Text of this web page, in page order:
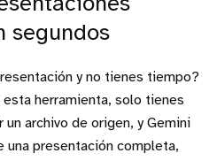
segundos
y no tienes tiempo?
esta herramienta, solo tienes
archivo de origen, y Gemini
una presentación completa,